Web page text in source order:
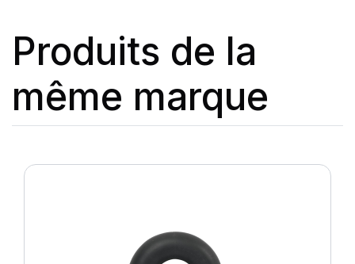
Produits de la
même marque